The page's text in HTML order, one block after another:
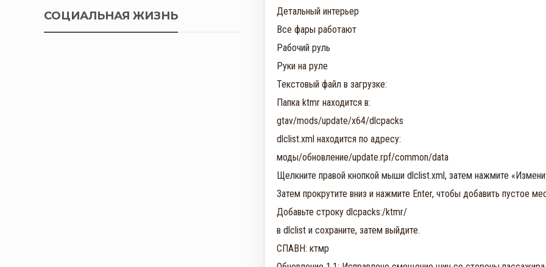
СОЦИАЛЬНАЯ ЖИЗНЬ
Детальный интерьер
Все фары работают
Рабочий руль
Руки на руле
Текстовый файл в загрузке:
Папка ktmr находится в:
gtav/mods/update/x64/dlcpacks
dlclist.xml находится по адресу:
моды/обновление/update.rpf/common/data
Щелкните правой кнопкой мыши dlclist.xml, затем нажмите
Затем прокрутите вниз и нажмите Enter, чтобы добавить пустое
Добавьте строку dlcpacks:/ktmr/
в dlclist и сохраните, затем выйдите.
СПАВН: ктмр